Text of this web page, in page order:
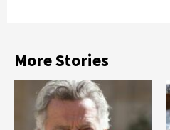
More Stories